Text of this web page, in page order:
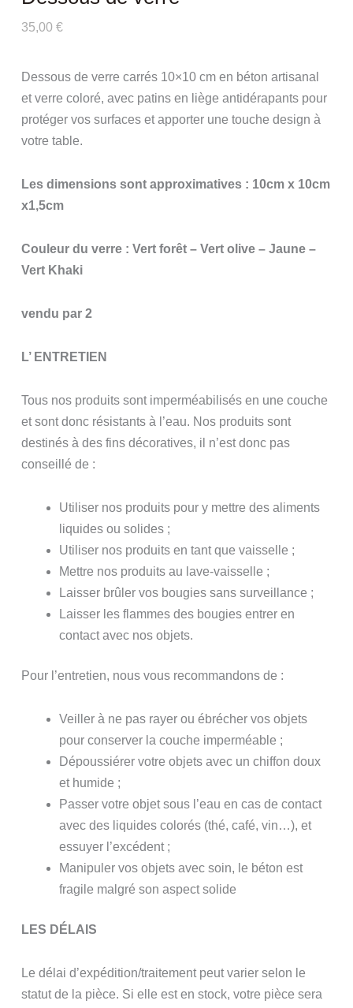
35,00 €
Dessous de verre carrés 10×10 cm en béton artisanal
et verre coloré, avec patins en liège antidérapants pour
protéger vos surfaces et apporter une touche design à
votre table.
Les dimensions sont approximatives : 10cm x 10cm
x1,5cm
Couleur du verre : Vert forêt – Vert olive – Jaune –
Vert Khaki
vendu par 2
L’ ENTRETIEN
Tous nos produits sont imperméabilisés en une couche
et sont donc résistants à l’eau. Nos produits sont
destinés à des fins décoratives, il n’est donc pas
conseillé de :
Utiliser nos produits pour y mettre des aliments
liquides ou solides ;
Utiliser nos produits en tant que vaisselle ;
Mettre nos produits au lave-vaisselle ;
Laisser brûler vos bougies sans surveillance ;
Laisser les flammes des bougies entrer en
contact avec nos objets.
Pour l’entretien, nous vous recommandons de :
Veiller à ne pas rayer ou ébrécher vos objets
pour conserver la couche imperméable ;
Dépoussiérer votre objets avec un chiffon doux
et humide ;
Passer votre objet sous l’eau en cas de contact
avec des liquides colorés (thé, café, vin…), et
essuyer l’excédent ;
Manipuler vos objets avec soin, le béton est
fragile malgré son aspect solide
LES DÉLAIS
Le délai d’expédition/traitement peut varier selon le
statut de la pièce. Si elle est en stock, votre pièce sera